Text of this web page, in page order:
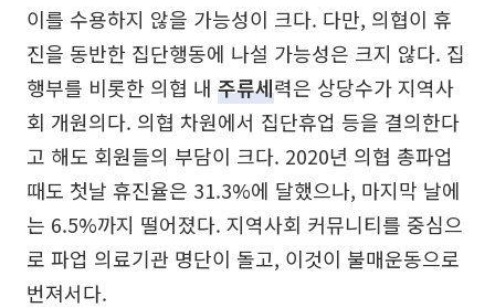
이를 수용하지 않을 가능성이 크다. 다만, 의협이 휴
진을 동반한 집단행동에 나설 가능성은 크지 않다. 집
행부를 비롯한 의협 내 주류세력은 상당수가 지역사
회 개원의다. 의협 차원에서 집단휴업 등을 결의한다
고 해도 회원들의 부담이 크다. 2020년 의협 총파업
때도 첫날 휴진율은 31.3%에 달했으나, 마지막 날에
는 6.5%까지 떨어졌다. 지역사회 커뮤니티를 중심으
로 파업 의료기관 명단이 돌고, 이것이 불매운동으로
번져서다.